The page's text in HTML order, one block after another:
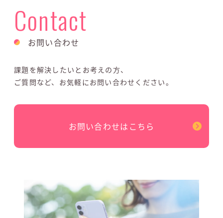
Contact
お問い合わせ
課題を解決したいとお考えの方、
ご質問など、お気軽にお問い合わせください。
お問い合わせはこちら